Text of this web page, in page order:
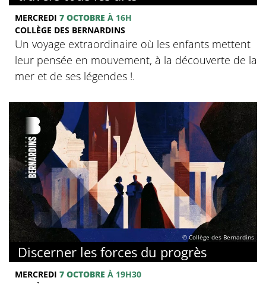
MERCREDI 7 OCTOBRE À 16H
COLLÈGE DES BERNARDINS
Un voyage extraordinaire où les enfants mettent
leur pensée en mouvement, à la découverte de la
mer et de ses légendes !.
© Collège des Bernardins
Discerner les forces du progrès
MERCREDI 7 OCTOBRE À 19H30